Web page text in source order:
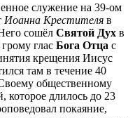
служение на 39-ом
Иоанна Крестителя в
сошёл Святой Дух в
глас Бога Отца с
крещения Иисус
там в течение 40
общественному
длилось до 23
покаяние,